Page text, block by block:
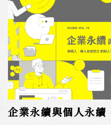
企業永續與個人永續